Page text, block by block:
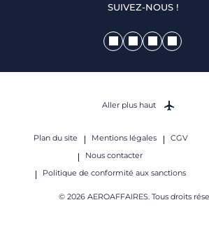
SUIVEZ-NOUS !
Plan du site Mentions légales
CGV
Nous contacter
Politique de conformité aux sanctions
© 2026 AEROAFFAIRES. Tous droits
Aller plus haut